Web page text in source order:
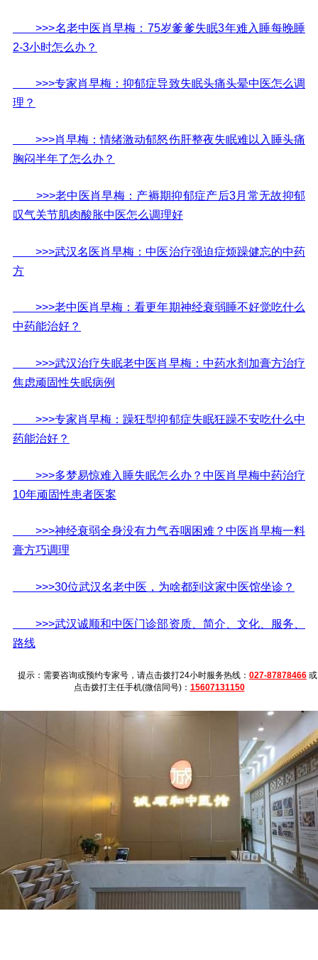
>>>名老中医肖早梅：75岁爹爹失眠3年难入睡每晚睡
2-3小时怎么办？
>>>专家肖早梅：抑郁症导致失眠头痛头晕中医怎么调
理？
>>>肖早梅：情绪激动郁怒伤肝整夜失眠难以入睡头痛
胸闷半年了怎么办？
>>>老中医肖早梅：产褥期抑郁症产后3月常无故抑郁
叹气关节肌肉酸胀中医怎么调理好
>>>武汉名医肖早梅：中医治疗强迫症烦躁健忘的中药
方
>>>老中医肖早梅：看更年期神经衰弱睡不好觉吃什么
中药能治好？
>>>武汉治疗失眠老中医肖早梅：中药水剂加膏方治疗
焦虑顽固性失眠病例
>>>专家肖早梅：躁狂型抑郁症失眠狂躁不安吃什么中
药能治好？
>>>多梦易惊难入睡失眠怎么办？中医肖早梅中药治疗
10年顽固性患者医案
>>>神经衰弱全身没有力气吞咽困难？中医肖早梅一料
膏方巧调理
>>>30位武汉名老中医，为啥都到这家中医馆坐诊？
>>>武汉诚顺和中医门诊部资质、简介、文化、服务、
路线
提示：需要咨询或预约专家号，请点击拨打24小时服务热线： 027-87878466 或
点击拨打主任手机(微信同号)： 15607131150